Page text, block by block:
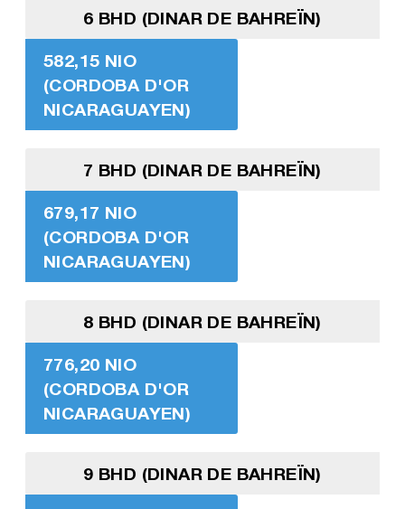
6 BHD (DINAR DE BAHREÏN)
582,15 NIO
(CORDOBA D'OR
NICARAGUAYEN)
7 BHD (DINAR DE BAHREÏN)
679,17 NIO
(CORDOBA D'OR
NICARAGUAYEN)
8 BHD (DINAR DE BAHREÏN)
776,20 NIO
(CORDOBA D'OR
NICARAGUAYEN)
9 BHD (DINAR DE BAHREÏN)